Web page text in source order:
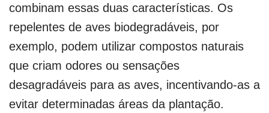
combinam essas duas características. Os
repelentes de aves biodegradáveis, por
exemplo, podem utilizar compostos naturais
que criam odores ou sensações
desagradáveis para as aves, incentivando-as a
evitar determinadas áreas da plantação.